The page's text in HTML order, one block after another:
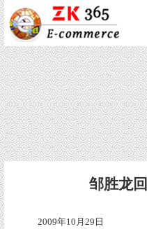
邹胜龙
2009年10月29日